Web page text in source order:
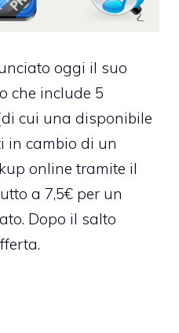
oggi il suo
che include 5
cui una disponibile
in cambio di un
online tramite il
a 7,5€ per un
Dopo il salto